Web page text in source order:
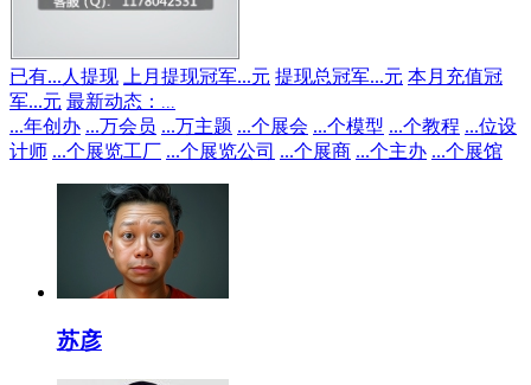
已有... 人提现 上月提现冠军...元 提现总冠军...元 本月充值冠
军...元 最新动态： ...
...年创办 ...万会员 ...万主题 ...个展会 ...个模型 ...个教程 ...位设
计师 ...个展览工厂 ...个展览公司 ...个展商 ...个主办 ...个展馆
苏彦